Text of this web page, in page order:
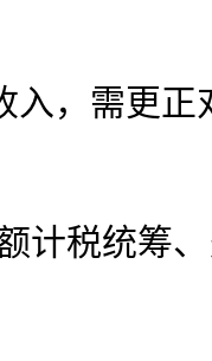
，需更正
税统筹、